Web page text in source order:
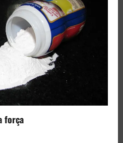
força